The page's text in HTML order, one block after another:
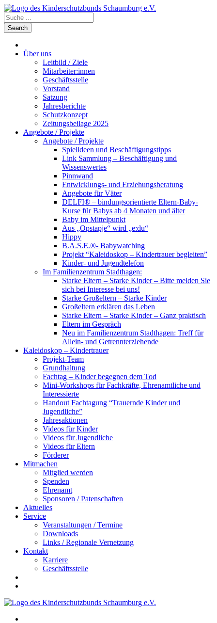
Über uns
Leitbild / Ziele
Mitarbeiter:innen
Geschäftsstelle
Vorstand
Satzung
Jahresberichte
Schutzkonzept
Zeitungsbeilage 2025
Angebote / Projekte
Angebote / Projekte
Spielideen und Beschäftigungstipps
Link Sammlung – Beschäftigung und
Wissenswertes
Pinnwand
Entwicklungs- und Erziehungsberatung
Angebote für Väter
DELFI® – bindungsorientierte Eltern-Baby-
Kurse für Babys ab 4 Monaten und älter
Baby im Mittelpunkt
Aus „Opstapje“ wird „e:du“
Hippy
B.A.S.E.®- Babywatching
Projekt “Kaleidoskop – Kindertrauer begleiten”
Kinder- und Jugendtelefon
Im Familienzentrum Stadthagen:
Starke Eltern – Starke Kinder – Bitte melden Sie
sich bei Interesse bei uns!
Starke Großeltern – Starke Kinder
Großeltern erklären das Leben
Starke Eltern – Starke Kinder – Ganz praktisch
Eltern im Gespräch
Neu im Familienzentrum Stadthagen: Treff für
Allein- und Getrennterziehende
Kaleidoskop – Kindertrauer
Projekt-Team
Grundhaltung
Fachtag – Kinder begegnen dem Tod
Mini-Workshops für Fachkräfte, Ehrenamtliche und
Interessierte
Handout Fachtagung “Trauernde Kinder und
Jugendliche”
Jahresaktionen
Videos für Kinder
Videos für Jugendliche
Videos für Eltern
Förderer
Mitmachen
Mitglied werden
Spenden
Ehrenamt
Sponsoren / Patenschaften
Aktuelles
Service
Veranstaltungen / Termine
Downloads
Links / Regionale Vernetzung
Kontakt
Karriere
Geschäftsstelle